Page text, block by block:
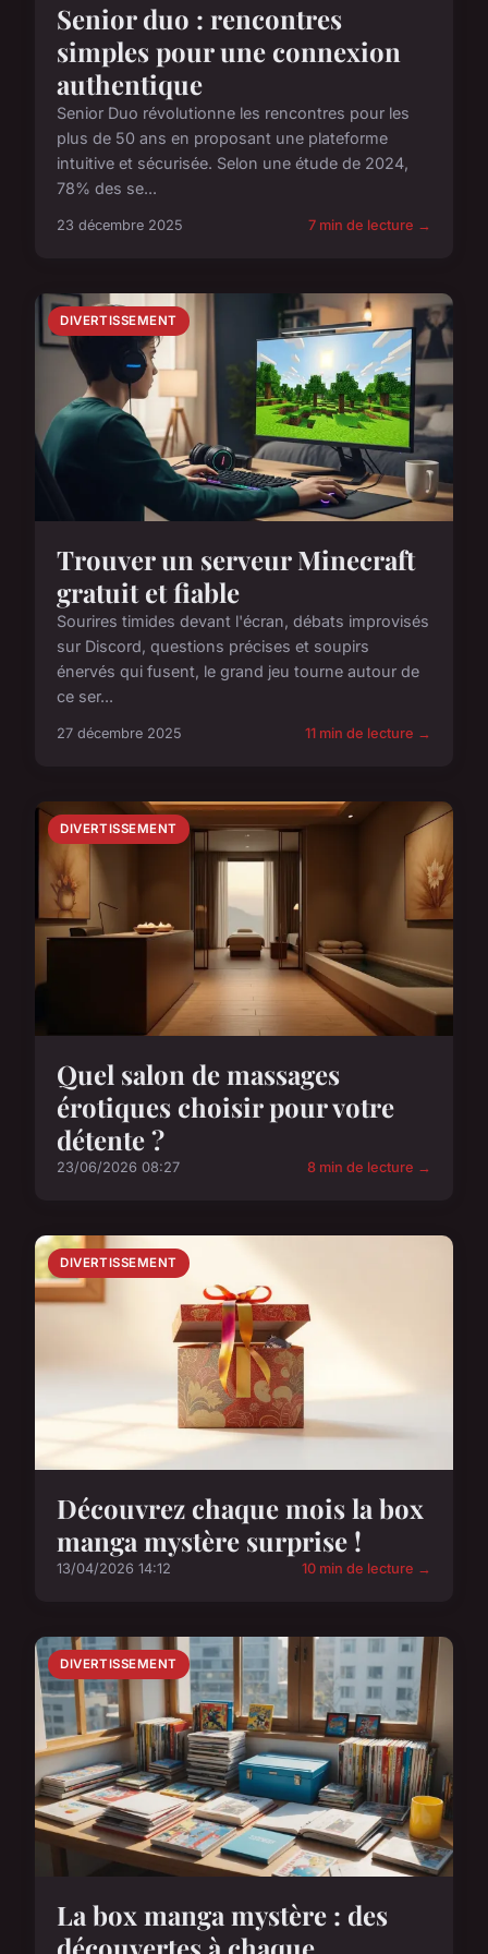
Senior duo : rencontres
simples pour une connexion
authentique
Senior Duo révolutionne les rencontres pour les
plus de 50 ans en proposant une plateforme
intuitive et sécurisée. Selon une étude de 2024,
78% des se...
23 décembre 2025 7 min de lecture →
DIVERTISSEMENT
Trouver un serveur Minecraft
gratuit et fiable
Sourires timides devant l'écran, débats improvisés
sur Discord, questions précises et soupirs
énervés qui fusent, le grand jeu tourne autour de
ce ser...
27 décembre 2025 11 min de lecture →
DIVERTISSEMENT
Quel salon de massages
érotiques choisir pour votre
détente ?
23/06/2026 08:27 8 min de lecture →
DIVERTISSEMENT
Découvrez chaque mois la box
manga mystère surprise !
13/04/2026 14:12 10 min de lecture →
DIVERTISSEMENT
La box manga mystère : des